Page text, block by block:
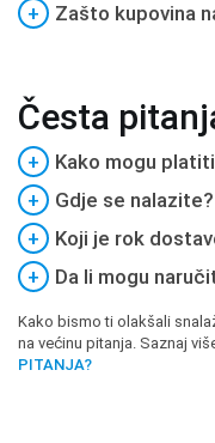
+
Zašto kupovina
Česta
+
Kako mogu
+
Gdje se nalazite?
+
Koji je rok
+
Da li mogu
Kako bismo ti olakšali
na većinu pitanja. Saznaj
PITANJA?